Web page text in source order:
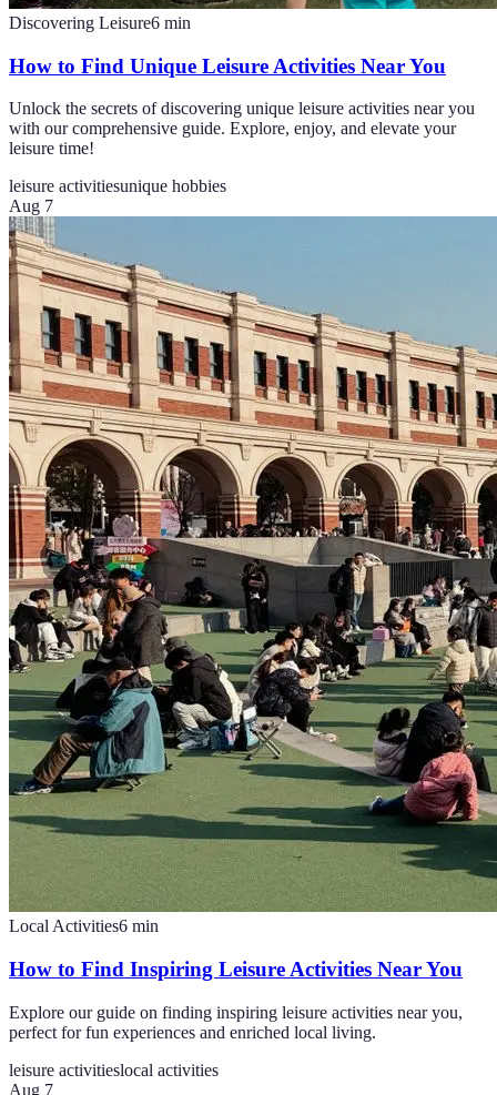
Discovering Leisure6 min
How to Find Unique Leisure Activities Near You
Unlock the secrets of discovering unique leisure activities near you
with our comprehensive guide. Explore, enjoy, and elevate your
leisure time!
leisure activitiesunique hobbies
Aug 7
Local Activities6 min
How to Find Inspiring Leisure Activities Near You
Explore our guide on finding inspiring leisure activities near you,
perfect for fun experiences and enriched local living.
leisure activitieslocal activities
Aug 7